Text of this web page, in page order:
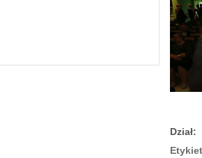
Dział: